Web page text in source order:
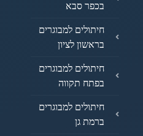
בכפר סבא
חיתולים למבוגרים
בראשון לציון
חיתולים למבוגרים
בפתח תקווה
חיתולים למבוגרים
ברמת גן